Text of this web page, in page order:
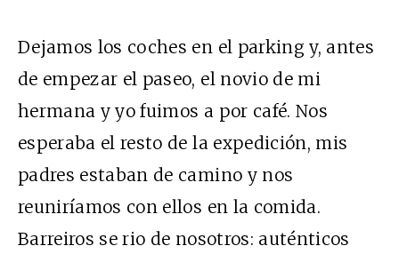
Dejamos los coches en el parking y, antes
de empezar el paseo, el novio de mi
hermana y yo fuimos a por café. Nos
esperaba el resto de la expedición, mis
padres estaban de camino y nos
reuniríamos con ellos en la comida.
Barreiros se rio de nosotros: auténticos